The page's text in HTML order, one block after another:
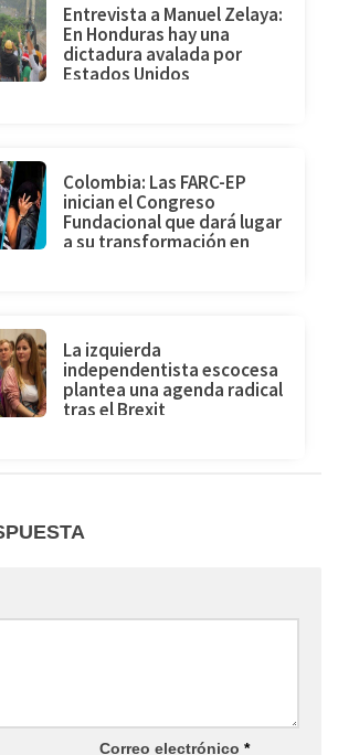
Entrevista a Manuel Zelaya:
En Honduras hay una
dictadura avalada por
Estados Unidos
Colombia: Las FARC-EP
inician el Congreso
Fundacional que dará lugar
a su transformación en
La izquierda
independentista escocesa
plantea una agenda radical
tras el Brexit
Correo electrónico *